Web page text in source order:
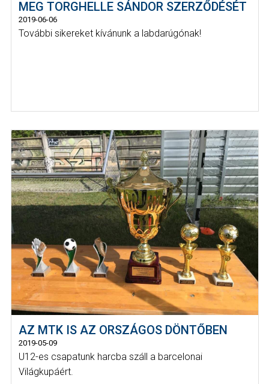
MEG TORGHELLE SÁNDOR SZERZŐDÉSÉT
2019-06-06
További sikereket kívánunk a labdarúgónak!
AZ MTK IS AZ ORSZÁGOS DÖNTŐBEN
2019-05-09
U12-es csapatunk harcba száll a barcelonai
Világkupáért.